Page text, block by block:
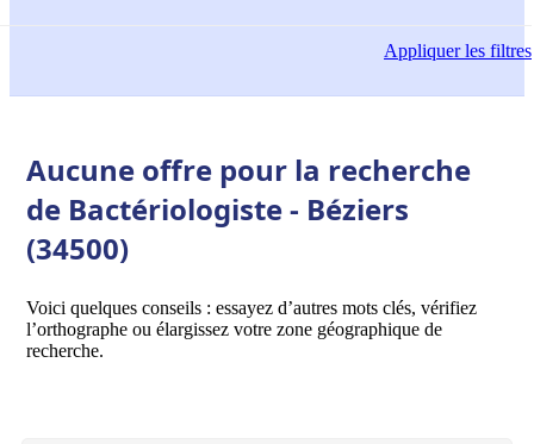
Appliquerles filtres
Aucune offre pour la recherche
de Bactériologiste - Béziers
(34500)
Voici quelques conseils : essayez d’autres mots clés, vérifiez
l’orthographe ou élargissez votre zone géographique de
recherche.